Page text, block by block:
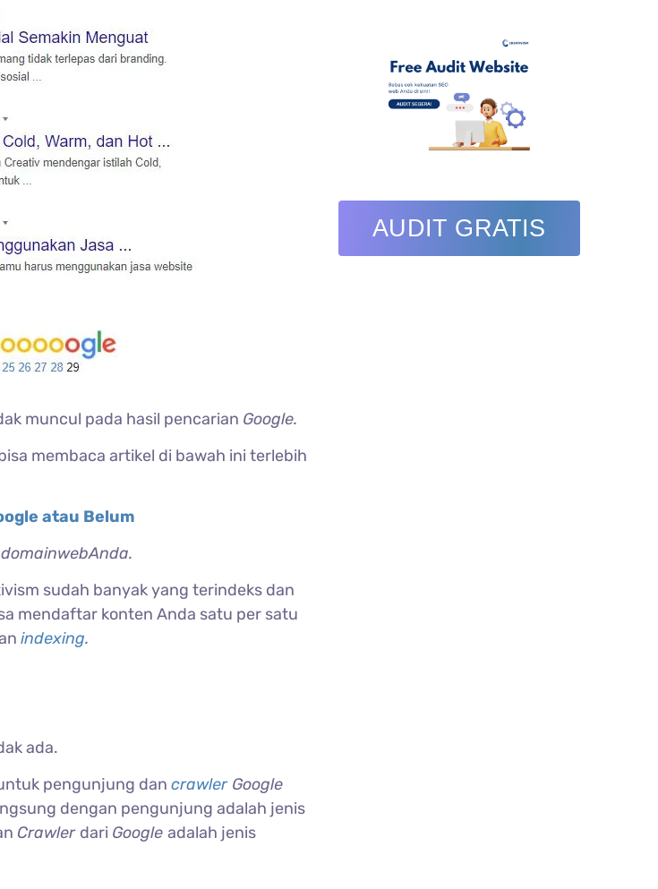
muncul pada hasil pencarian Google.
membaca artikel di bawah ini terlebih
atau Belum
sudah banyak yang terindeks dan
mendaftar konten Anda satu per satu
indexing.
ada.
pengunjung dan crawlerGoogle
dengan pengunjung adalah jenis
Crawler dari Google adalah jenis
AUDIT GRATIS